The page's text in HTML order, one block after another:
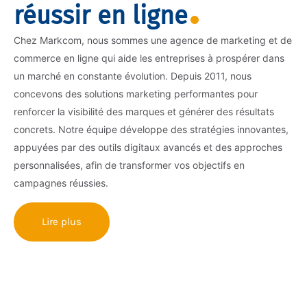
réussir en ligne
Chez Markcom, nous sommes une agence de marketing et de
commerce en ligne qui aide les entreprises à prospérer dans
un marché en constante évolution. Depuis 2011, nous
concevons des solutions marketing performantes pour
renforcer la visibilité des marques et générer des résultats
concrets. Notre équipe développe des stratégies innovantes,
appuyées par des outils digitaux avancés et des approches
personnalisées, afin de transformer vos objectifs en
campagnes réussies.
Lire plus